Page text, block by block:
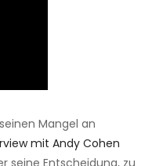
Mangel an
mit Andy Cohen